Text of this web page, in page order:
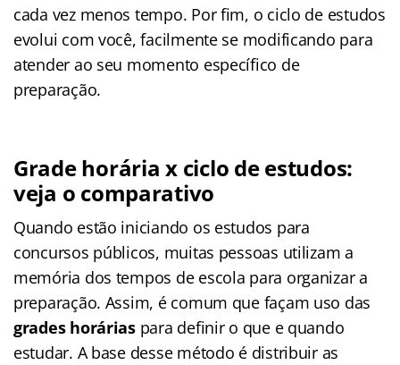
cada vez menos tempo. Por fim, o ciclo de estudos
evolui com você, facilmente se modificando para
atender ao seu momento específico de
preparação.
Grade horária x ciclo de estudos:
veja o comparativo
Quando estão iniciando os estudos para
concursos públicos, muitas pessoas utilizam a
memória dos tempos de escola para organizar a
preparação. Assim, é comum que façam uso das
grades horáriaspara definir o que e quando
estudar. A base desse método é distribuir as